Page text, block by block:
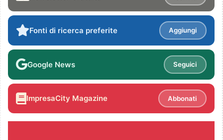
Fonti di ricerca preferite Aggiungi
Google News Seguici
ImpresaCity Magazine Abbonati